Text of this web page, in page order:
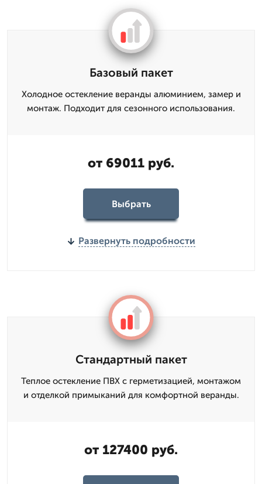
Базовый пакет
Холодное остекление веранды алюминием, замер и
монтаж. Подходит для сезонного использования.
от 69011 руб.
Выбрать
Развернуть подробности
Стандартный пакет
Теплое остекление ПВХ с герметизацией, монтажом
и отделкой примыканий для комфортной веранды.
от 127400 руб.